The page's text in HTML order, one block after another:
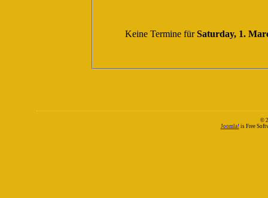
Keine Termine fürSaturday, 1.
©
Joomla! is Free